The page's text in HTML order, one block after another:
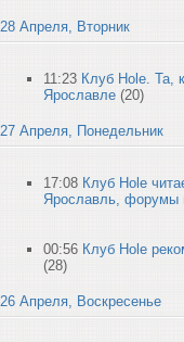
28 Апреля, Вторник
11:23 Клуб Hole. Та,
Ярославле (20)
27 Апреля, Понедельник
17:08 Клуб Hole
Ярославль, форумы
00:56 Клуб Hole
(28)
26 Апреля, Воскресенье